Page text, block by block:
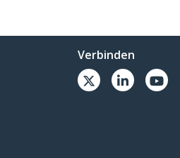
Verbinden